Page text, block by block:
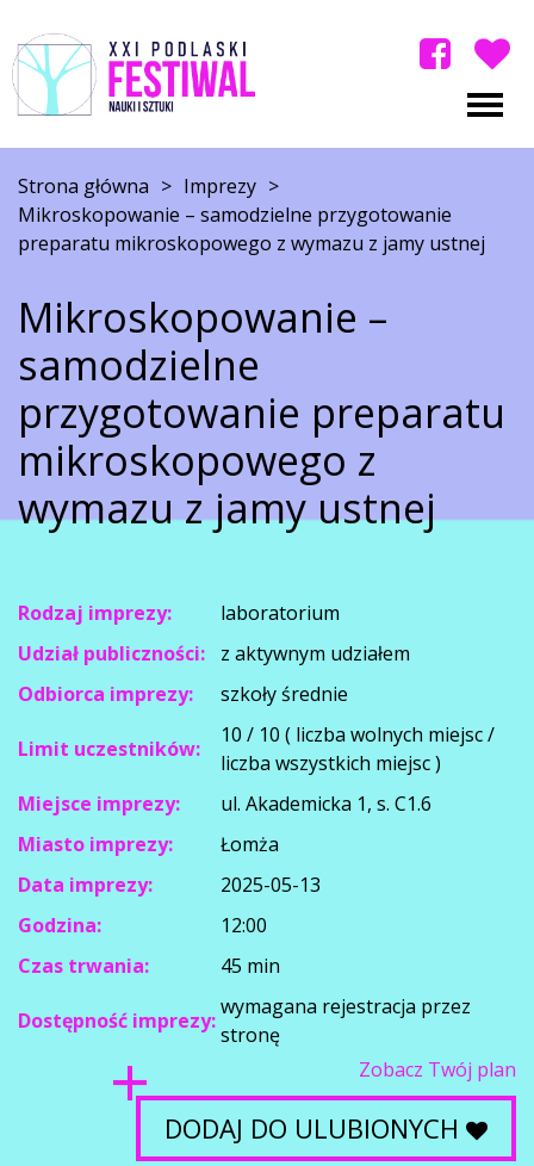
Strona główna > Imprezy >
Mikroskopowanie – samodzielne przygotowanie
preparatu mikroskopowego z wymazu z jamy ustnej
Mikroskopowanie –
samodzielne
przygotowanie preparatu
mikroskopowego z
wymazu z jamy ustnej
Rodzaj imprezy:
laboratorium
Udział publiczności:
z aktywnym udziałem
Odbiorca imprezy:
szkoły średnie
Limit uczestników:
10 / 10 ( liczba wolnych miejsc /
liczba wszystkich miejsc )
Miejsce imprezy:
ul. Akademicka 1, s. C1.6
Miasto imprezy:
Łomża
Data imprezy:
2025-05-13
Godzina:
12:00
Czas trwania:
45 min
Dostępność imprezy:
wymagana rejestracja przez
stronę
Zobacz Twój plan
DODAJ DO ULUBIONYCH